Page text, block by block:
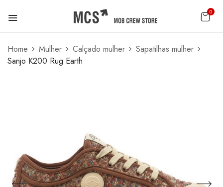
0
Home Mulher Calçado mulher
Sapatilhas mulher
Sanjo K200 Rug Earth